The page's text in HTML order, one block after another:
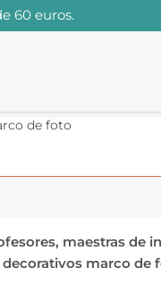
60 euros.
de foto
maestras de
marco de